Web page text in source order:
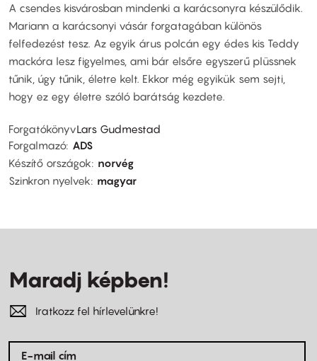
A csendes kisvárosban mindenki a karácsonyra készülődik.
Mariann a karácsonyi vásár forgatagában különös
felfedezést tesz. Az egyik árus polcán egy édes kis Teddy
mackóra lesz figyelmes, ami bár elsőre egyszerű plüssnek
tűnik, úgy tűnik, életre kelt. Ekkor még egyikük sem sejti,
hogy ez egy életre szóló barátság kezdete.
ForgatókönyvLars Gudmestad
Forgalmazó
ADS
Készítő országok
norvég
Szinkron nyelvek
magyar
Maradj képben!
Iratkozz fel hírlevelünkre!